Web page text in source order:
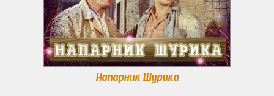
Напарник Шурика